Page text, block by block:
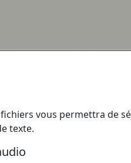
vous permettra de
texte.